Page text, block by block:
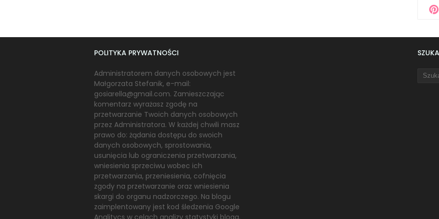
POLITYKA PRYWATNOŚCI
Administratorem danych osobowych jest
Małgorzata Stefanik, e-mail:
gosiarella@gmail.com. Zamieszczając
komentarz wyrażasz zgodę na
przetwarzanie Twoich danych osobowych
przez Administratora. W każdej chwili masz
prawo do: żądania dostępu do swoich
danych osobowych, sprostowania,
usunięcia lub ograniczenia przetwarzania,
wniesienia sprzeciwu wobec ich
przetwarzania, przeniesienia, cofnięcia
zgody na przetwarzanie oraz wniesienia
skargi do organu nadzorczego. Na blogu
zaimplentowany jest kod śledzenia Google
Analitycs w celach analizy statystyki bloga.